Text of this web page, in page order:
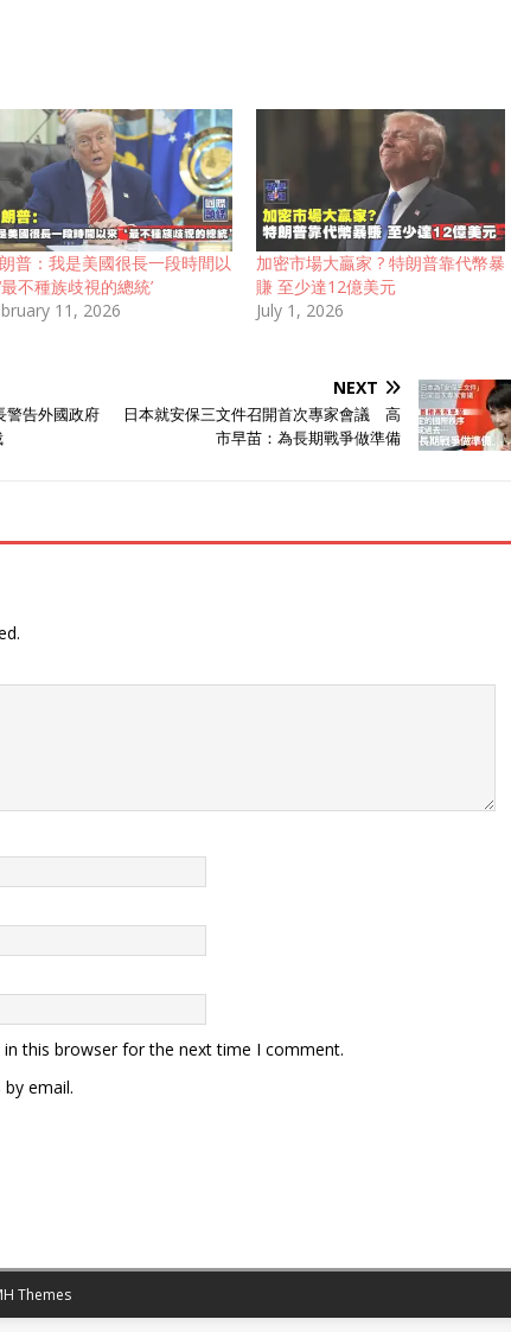
普：我是美國很長一段時間以
最不種族歧視的總統’
11, 2026
加密市場大贏家 ? 特朗普靠代幣暴
賺 至少達12億美元
July 1, 2026
警告外國政府
NEXT
日本就安保三文件召開首次專家會議 高
市早苗：為長期戰爭做準備
this browser for the next time I comment.
email.
Themes